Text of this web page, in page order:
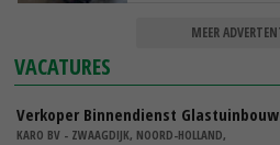
MEER
VACATURES
Verkoper Binnendienst Glastuinbouw
KARO BV - ZWAAGDIJK, NOORD-HOLLAND,